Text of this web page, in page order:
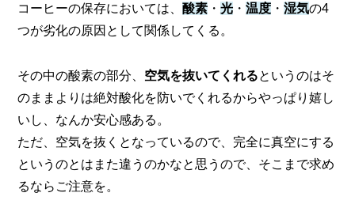
コーヒーの保存においては、 酸素 ・ 光 ・ 温度 ・ 湿気の4
つが劣化の原因として関係してくる。
その中の酸素の部分、 空気を抜いてくれるというのはそ
のままよりは絶対酸化を防いでくれるからやっぱり嬉し
いし、 なんか安心感ある。
ただ、空気を抜くとなっているので、完全に真空にする
というのとはまた違うのかなと思うので、 そこまで求め
るならご注意を。